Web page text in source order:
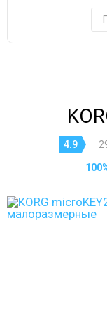
4.9